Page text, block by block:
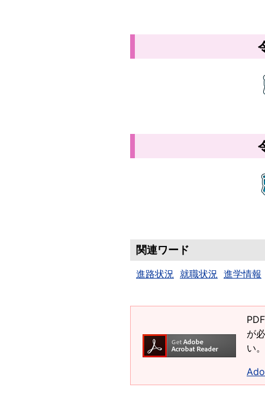
関連ワード
進路状況 就職状況 進学情報
が
い。